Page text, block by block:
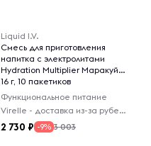
Liquid I.V.
Смесь для приготовления
напитка с электролитами
Hydration Multiplier Маракуйя,
16 г, 10 пакетиков
Функциональное питание
Virelle - доставка из-за рубежа
2 730 -9% 3 003